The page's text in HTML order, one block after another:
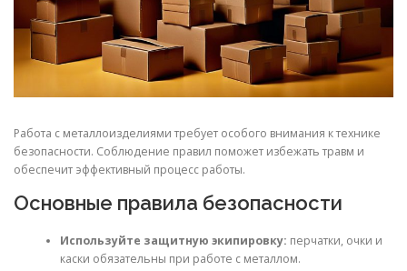
Работа с металлоизделиями требует особого внимания к технике
безопасности. Соблюдение правил поможет избежать травм и
обеспечит эффективный процесс работы.
Основные правила безопасности
Используйте защитную экипировку: перчатки, очки и
каски обязательны при работе с металлом.